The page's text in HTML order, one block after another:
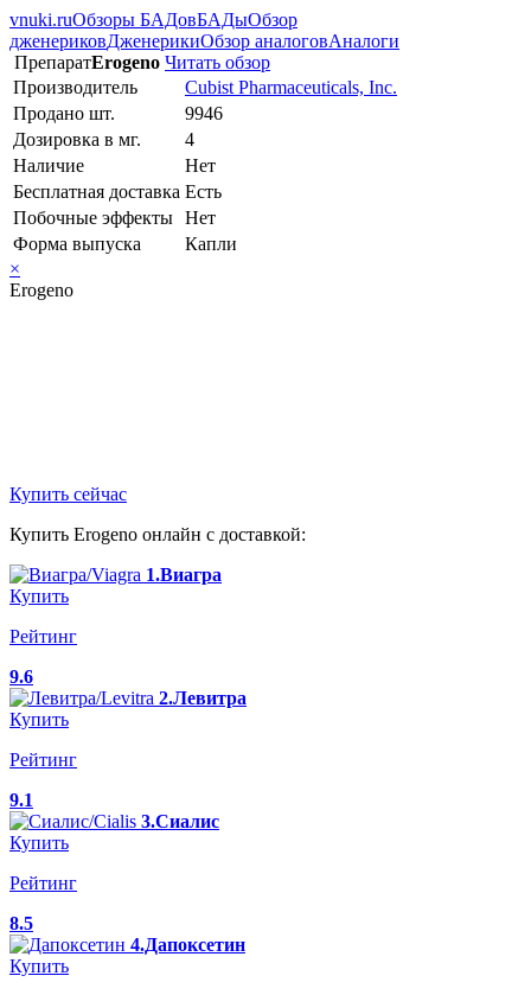
vnuki.ruОбзоры БАДовБАДыОбзор
дженериковДженерикиОбзор аналоговАналоги
ПрепаратErogeno Читать обзор
Производитель
Cubist Pharmaceuticals, Inc.
Продано шт.
9946
Дозировка в мг.
4
Наличие
Нет
Бесплатная доставка Есть
Побочные эффекты Нет
Форма выпуска
Капли
×
Erogeno
Купить сейчас
Купить Erogeno онлайн с доставкой:
1.Виагра
Купить
Рейтинг
9.6
2.Левитра
Купить
Рейтинг
9.1
3.Сиалис
Купить
Рейтинг
8.5
4.Дапоксетин
Купить